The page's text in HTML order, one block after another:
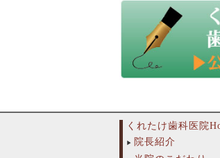
くれたけ歯科医院
院長紹介